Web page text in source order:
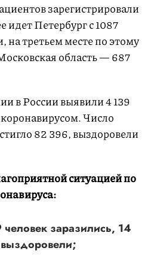
зарегистрировали
Петербург с 1087
на третьем месте по этому
область — 687
в России выявили 4 139
Число
82 396, выздоровели
ситуацией по
заразились, 14